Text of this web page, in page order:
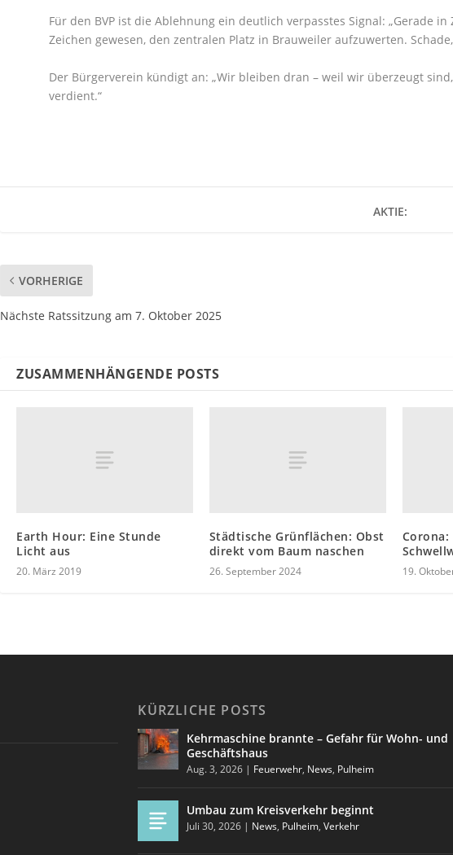
Für den BVP ist die Ablehnung ein deutlich verpasstes Signal: „Gerade
Zeichen gewesen, den zentralen Platz in Brauweiler aufzuwerten.
Der Bürgerverein kündigt an: „Wir bleiben dran – weil wir überzeugt
verdient.“
AKTIE:
VORHERIGE
Nächste Ratssitzung am 7. Oktober 2025
ZUSAMMENHÄNGENDE POSTS
Earth Hour: Eine Stunde
Licht aus
20. März 2019
Städtische Grünflächen: Obst
direkt vom Baum naschen
26. September 2024
Corona:
19.
KÜRZLICHE POSTS
Kehrmaschine brannte – Gefahr für Wohn- und
Geschäftshaus
Aug. 3, 2026 | Feuerwehr, News, Pulheim
Umbau zum Kreisverkehr beginnt
Juli 30, 2026 | News, Pulheim,Verkehr